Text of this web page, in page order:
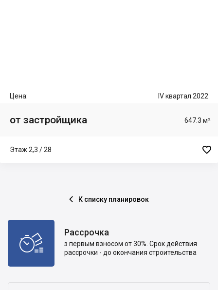
Цена: IV квартал 2022
от застройщика 647.3 м²
Этаж 2,3 / 28 
 К списку планировок
 Рассрочка
з первым взносом от 30%. Срок действия
рассрочки - до окончания строительства